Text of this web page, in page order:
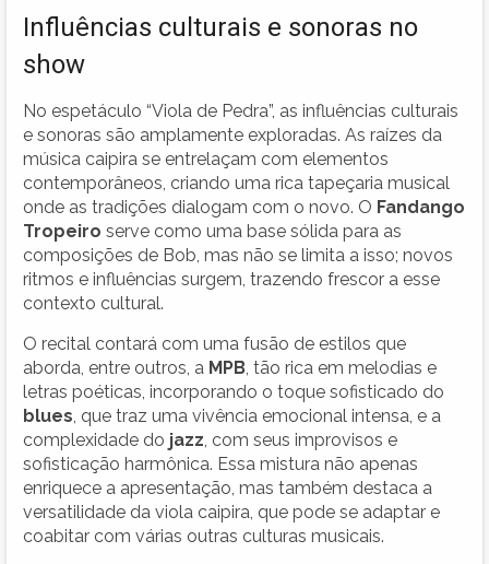
Influências culturais e sonoras no
show
No espetáculo “Viola de Pedra”, as influências culturais
e sonoras são amplamente exploradas. As raízes da
música caipira se entrelaçam com elementos
contemporâneos, criando uma rica tapeçaria musical
onde as tradições dialogam com o novo. O Fandango
Tropeiro serve como uma base sólida para as
composições de Bob, mas não se limita a isso; novos
ritmos e influências surgem, trazendo frescor a esse
contexto cultural.
O recital contará com uma fusão de estilos que
aborda, entre outros, a MPB , tão rica em melodias e
letras poéticas, incorporando o toque sofisticado do
blues , que traz uma vivência emocional intensa, e a
complexidade do jazz , com seus improvisos e
sofisticação harmônica. Essa mistura não apenas
enriquece a apresentação, mas também destaca a
versatilidade da viola caipira, que pode se adaptar e
coabitar com várias outras culturas musicais.